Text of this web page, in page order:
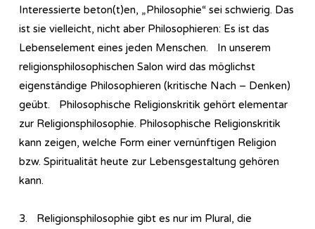
Interessierte beton(t)en, „Philosophie“ sei schwierig. Das
ist sie vielleicht, nicht aber Philosophieren: Es ist das
Lebenselement eines jeden Menschen. In unserem
religionsphilosophischen Salon wird das möglichst
eigenständige Philosophieren (kritische Nach – Denken)
geübt. Philosophische Religionskritik gehört elementar
zur Re­li­gi­ons­phi­lo­so­phie. Philosophische Religionskritik
kann zeigen, welche Form einer vernünftigen Religion
bzw. Spiritualität heute zur Lebensgestaltung gehören
kann.
3. Re­li­gi­ons­phi­lo­so­phie gibt es nur im Plural, die